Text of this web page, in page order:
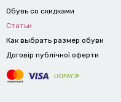
Обувь со скидками
Статьи
Как выбрать размер обуви
Договір публічної оферти